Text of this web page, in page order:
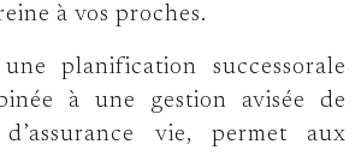
à vos proches.
planification successorale
à une gestion avisée de
vie, permet aux